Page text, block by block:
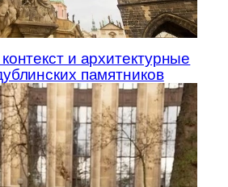
и архитектурные
памятников